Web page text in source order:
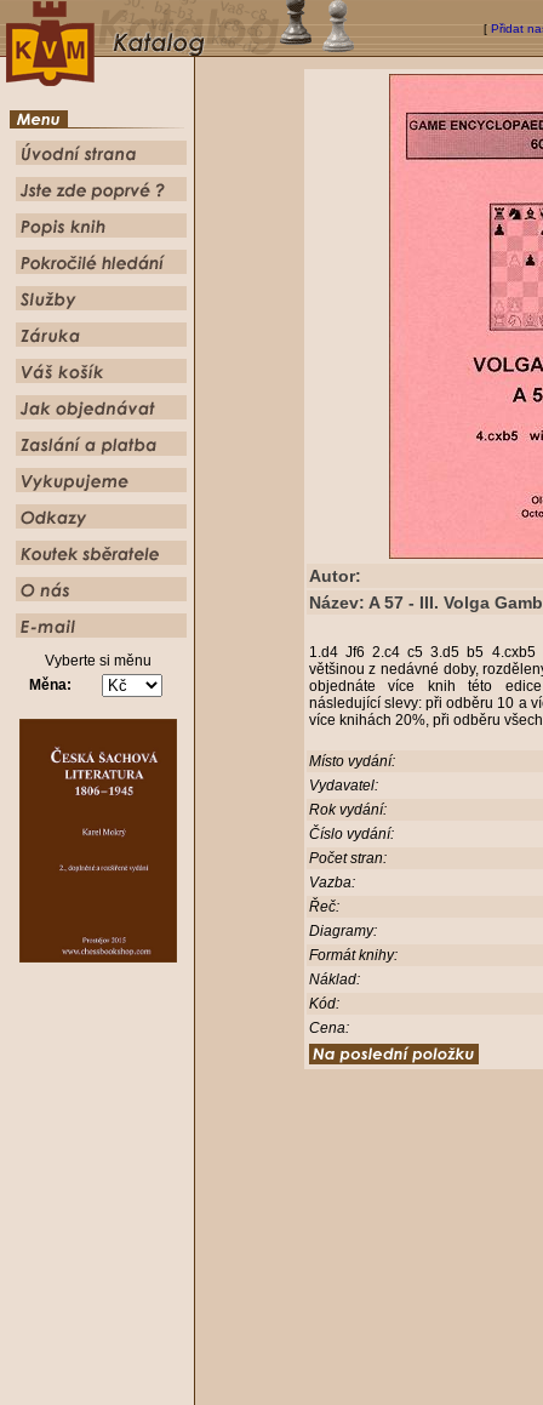
[ Přidat
Vyberte si měnu
Měna:
Autor:
Název: A 57 - III. Volga
1.d4 Jf6 2.c4 c5 3.d5 b5 4.cxb5
většinou z nedávné doby,
objednáte více knih této
následující slevy: při odběru 10 a
více knihách 20%, při odběru
Místo vydání:
Vydavatel:
Rok vydání:
Číslo vydání:
Počet stran:
Vazba:
Řeč:
Diagramy:
Formát knihy:
Náklad:
Kód:
Cena: